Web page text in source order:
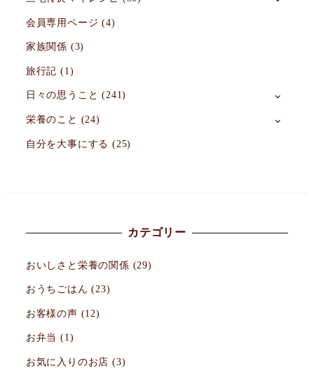
会員専用ページ (4)
家族関係 (3)
旅行記 (1)
日々の思うこと (241)
栄養のこと (24)
自分を大事にする (25)
カテゴリー
おいしさと栄養の関係 (29)
おうちごはん (23)
お客様の声 (12)
お弁当 (1)
お気に入りのお店 (3)